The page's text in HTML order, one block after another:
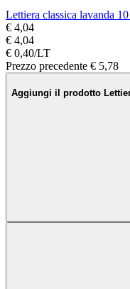
Lettiera classica lavanda
€ 4,04
€ 4,04
€ 0,40/LT
Prezzo precedente € 5,78
Aggiungi il prodotto